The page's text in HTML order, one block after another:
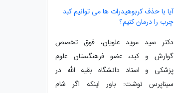
آیا با حذف کربوهیدرات ها می توانیم کبد
چرب را درمان کنیم؟
دکتر سید موید علویان، فوق تخصص
گوارش و کبد، عضو فرهنگستان علوم
پزشکی و استاد دانشگاه بقیه الله در
سیناپرس نوشت: باور اینکه اگر شام